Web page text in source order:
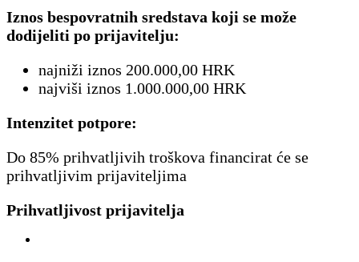
Iznos bespovratnih sredstava koji se može
dodijeliti po prijavitelju:
najniži iznos 200.000,00 HRK
najviši iznos 1.000.000,00 HRK
Intenzitet potpore:
Do 85% prihvatljivih troškova financirat će se
prihvatljivim prijaviteljima
Prihvatljivost prijavitelja